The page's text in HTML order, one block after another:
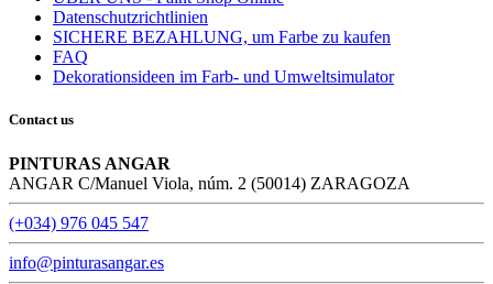
Datenschutzrichtlinien
SICHERE BEZAHLUNG, um Farbe zu kaufen
FAQ
Dekorationsideen im Farb- und Umweltsimulator
Contact us
PINTURAS ANGAR
ANGAR C/Manuel Viola, núm. 2 (50014) ZARAGOZA
(+034) 976 045 547
info@pinturasangar.es